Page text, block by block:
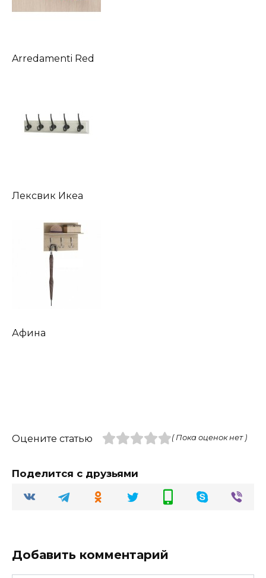
Arredamenti Red
Лексвик Икеа
Афина
Оцените статью ( Пока оценок нет )
Поделится с друзьями
Добавить комментарий